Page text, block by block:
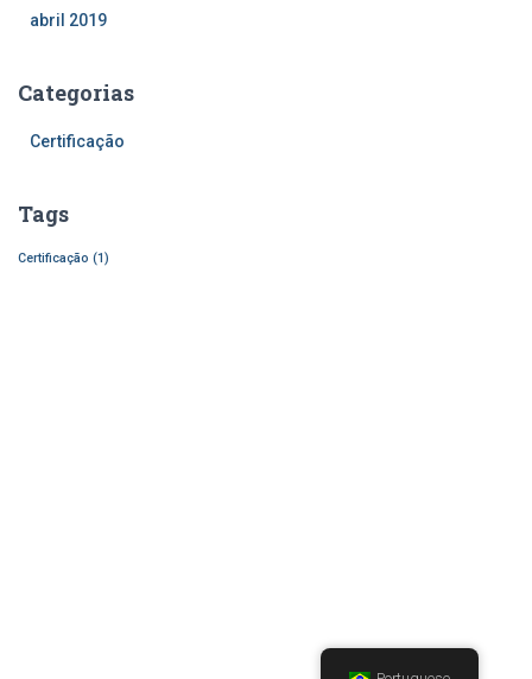
abril 2019
Categorias
Certificação
Tags
Certificação (1)